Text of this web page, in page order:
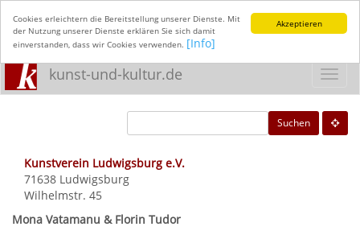
Akzeptieren
Cookies erleichtern die Bereitstellung unserer Dienste. Mit
der Nutzung unserer Dienste erklären Sie sich damit
einverstanden, dass wir Cookies verwenden. [Info]
kunst-und-kultur.de
Suchen
Kunstverein Ludwigsburg e.V.
71638 Ludwigsburg
Wilhelmstr. 45
Mona Vatamanu & Florin Tudor